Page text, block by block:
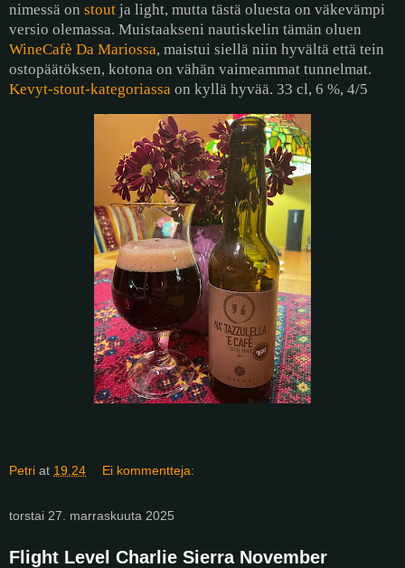
nimessä on stout ja light, mutta tästä oluesta on väkevämpi
versio olemassa. Muistaakseni nautiskelin tämän oluen
WineCafè Da Mariossa, maistui siellä niin hyvältä että tein
ostopäätöksen, kotona on vähän vaimeammat tunnelmat.
Kevyt-stout-kategoriassa on kyllä hyvää. 33 cl, 6 %, 4/5
Petri at 19.24 Ei kommentteja:
torstai 27. marraskuuta 2025
Flight Level Charlie Sierra November